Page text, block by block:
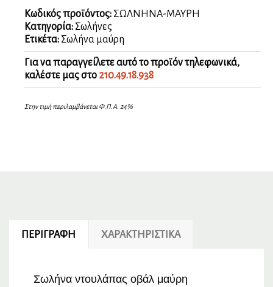
Κωδικός προϊόντος: ΣΩΛΝΗΝΑ-ΜΑΥΡΗ
Κατηγορία: Σωλήνες
Ετικέτα: Σωλήνα μαύρη
Για να παραγγείλετε αυτό το προϊόν τηλεφωνικά,
καλέστε μας στο 210.49.18.938
Στην τιμή περιλαμβάνεται Φ.Π.Α. 24%
ΠΕΡΙΓΡΑΦΉ ΧΑΡΑΚΤΗΡΙΣΤΙΚΆ
Σωλήνα ντουλάπας οβάλ μαύρη